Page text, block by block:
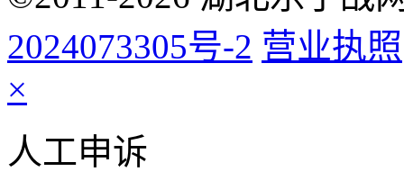
2024073305号-2 营业执照
×
人工申诉